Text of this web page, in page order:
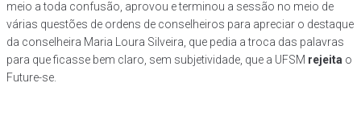
meio a toda confusão, aprovou e terminou a sessão no meio de
várias questões de ordens de conselheiros para apreciar o destaque
da conselheira Maria Loura Silveira, que pedia a troca das palavras
para que ficasse bem claro, sem subjetividade, que a UFSM rejeita o
Future-se.